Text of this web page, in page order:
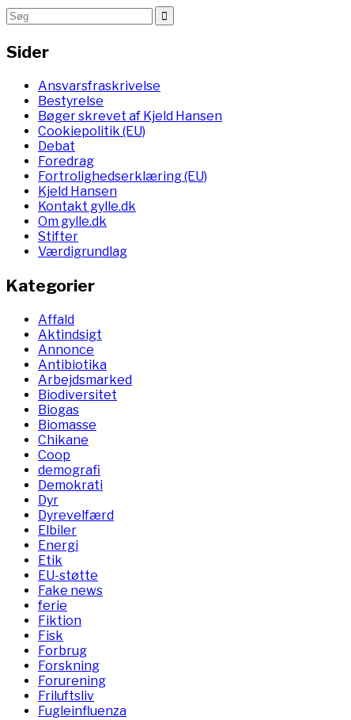
Sider
Ansvarsfraskrivelse
Bestyrelse
Bøger skrevet af Kjeld Hansen
Cookiepolitik (EU)
Debat
Foredrag
Fortrolighedserklæring (EU)
Kjeld Hansen
Kontakt gylle.dk
Om gylle.dk
Stifter
Værdigrundlag
Kategorier
Affald
Aktindsigt
Annonce
Antibiotika
Arbejdsmarked
Biodiversitet
Biogas
Biomasse
Chikane
Coop
demografi
Demokrati
Dyr
Dyrevelfærd
Elbiler
Energi
Etik
EU-støtte
Fake news
ferie
Fiktion
Fisk
Forbrug
Forskning
Forurening
Friluftsliv
Fugleinfluenza